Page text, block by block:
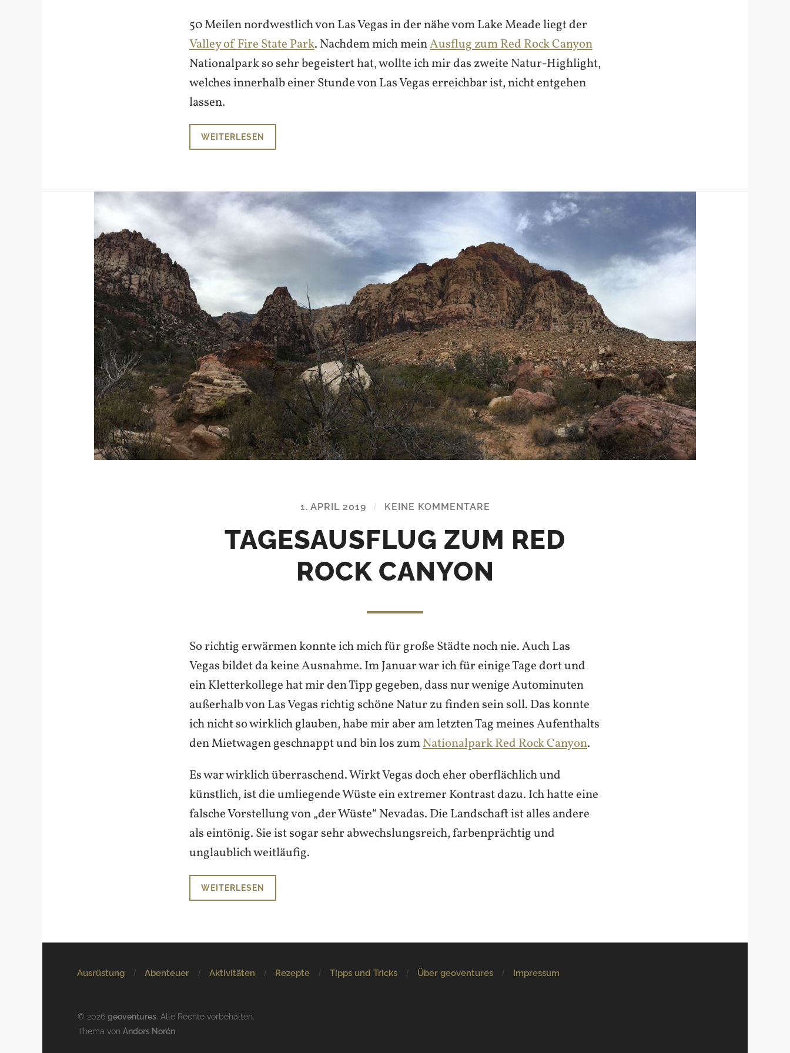
50 Meilen nordwestlich von Las Vegas in der nähe vom Lake Meade liegt der
Valley of Fire State Park. Nachdem mich meinAusflug zum Red Rock Canyon
Nationalpark so sehr begeistert hat, wollte ich mir das zweite Natur-Highlight,
welches innerhalb einer Stunde von Las Vegas erreichbar ist, nicht entgehen
lassen.
WEITERLESEN
1. APRIL 2019 / KEINE KOMMENTARE
TAGESAUSFLUG ZUM RED
ROCK CANYON
So richtig erwärmen konnte ich mich für große Städte noch nie. Auch Las
Vegas bildet da keine Ausnahme. Im Januar war ich für einige Tage dort und
ein Kletterkollege hat mir den Tipp gegeben, dass nur wenige Autominuten
außerhalb von Las Vegas richtig schöne Natur zu finden sein soll. Das konnte
ich nicht so wirklich glauben, habe mir aber am letzten Tag meines Aufenthalts
den Mietwagen geschnappt und bin los zumNationalpark Red Rock Canyon.
Es war wirklich überraschend. Wirkt Vegas doch eher oberflächlich und
künstlich, ist die umliegende Wüste ein extremer Kontrast dazu. Ich hatte eine
falsche Vorstellung von „der Wüste“ Nevadas. Die Landschaft ist alles andere
als eintönig. Sie ist sogar sehr abwechslungsreich, farbenprächtig und
unglaublich weitläufig.
WEITERLESEN
Ausrüstung Abenteuer Aktivitäten Rezepte Tipps und Tricks Über geoventures Impressum
© 2026 geoventures . Alle Rechte vorbehalten.
Thema von Anders Norén